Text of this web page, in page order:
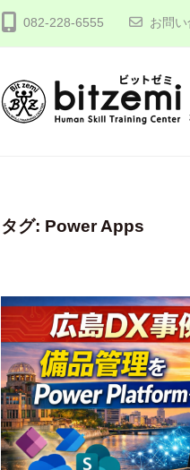
082-228-6555 お問
社
ト
ゼ
ミ
を
る
！
タグ: Power Apps
式
会
ビ
ッ